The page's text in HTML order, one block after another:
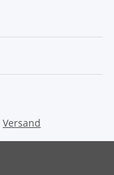
Versand